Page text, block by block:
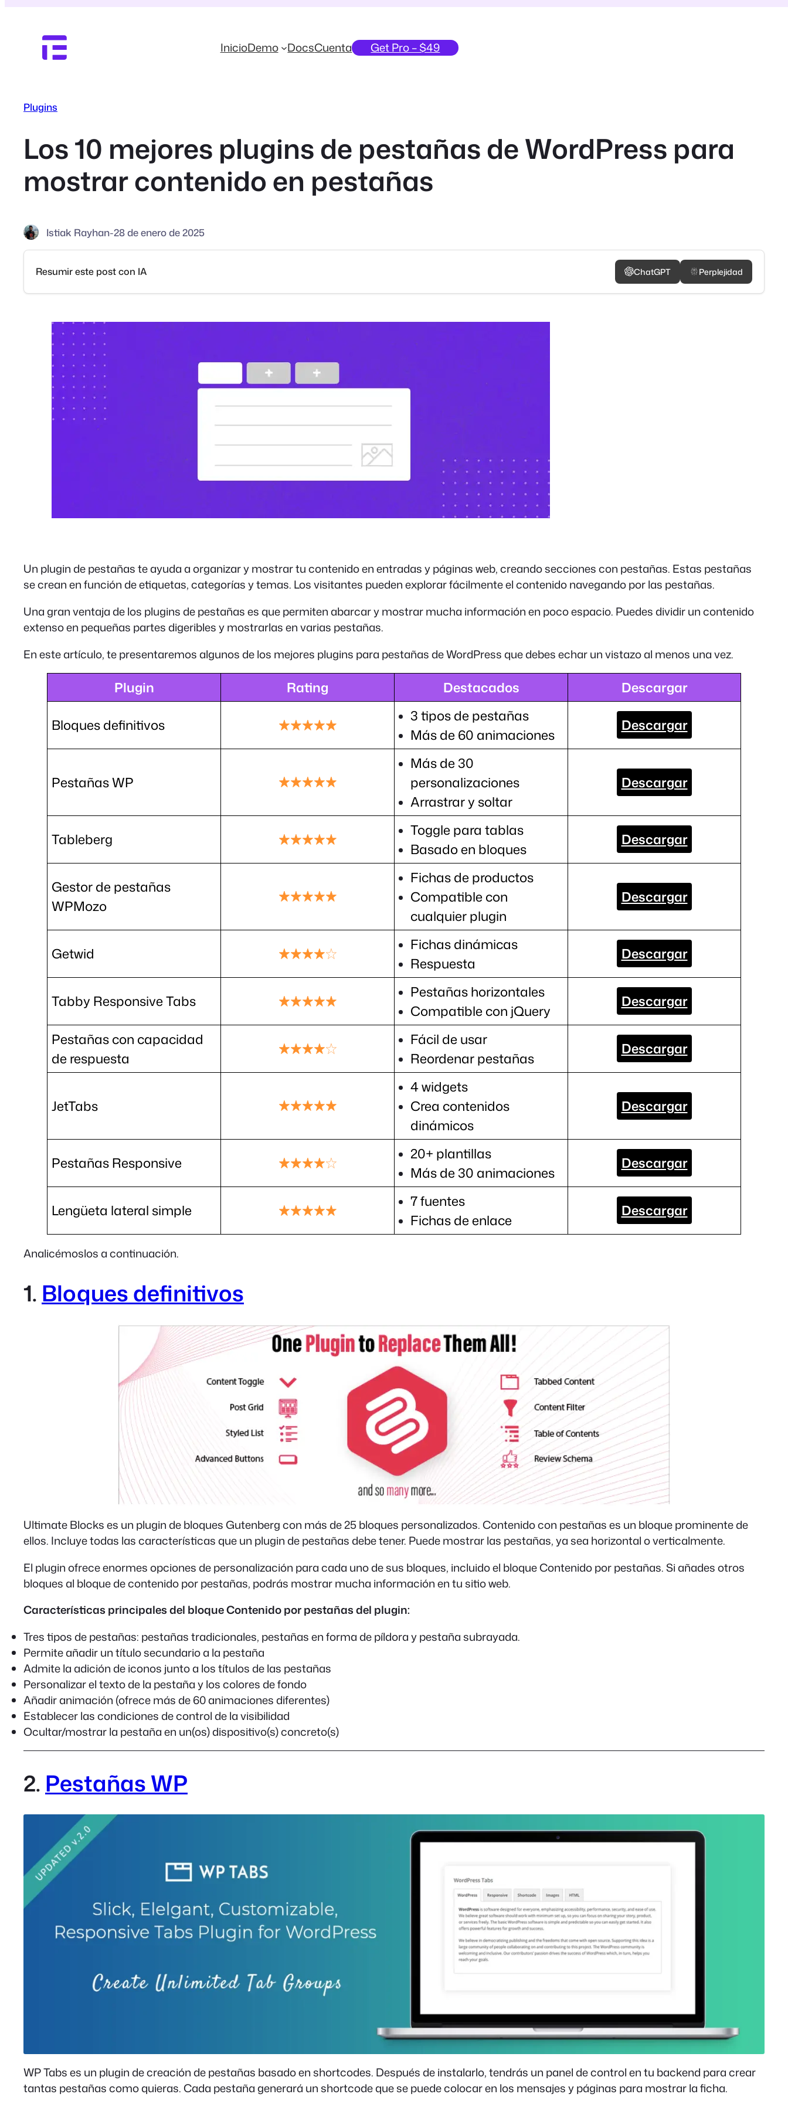
contenido
InicioDemo DocsCuenta Get Pro – $49
Plugins
Los 10 mejores plugins de pestañas de WordPress para
mostrar contenido en pestañas
Istiak Rayhan-28 de enero de 2025
Resumir este post con IA ChatGPT Perplejidad
Un plugin de pestañas te ayuda a organizar y mostrar tu contenido en entradas y páginas web, creando secciones con pestañas. Estas pestañas
se crean en función de etiquetas, categorías y temas. Los visitantes pueden explorar fácilmente el contenido navegando por las pestañas.
Una gran ventaja de los plugins de pestañas es que permiten abarcar y mostrar mucha información en poco espacio. Puedes dividir un contenido
extenso en pequeñas partes digeribles y mostrarlas en varias pestañas.
En este artículo, te presentaremos algunos de los mejores plugins para pestañas de WordPress que debes echar un vistazo al menos una vez.
Plugin Rating Destacados Descargar
Bloques definitivos
3 tipos de pestañas
Más de 60 animaciones
Descargar
Pestañas WP
Más de 30
personalizaciones
Arrastrar y soltar
Descargar
Tableberg
Toggle para tablas
Basado en bloques
Descargar
Gestor de pestañas
WPMozo
Fichas de productos
Compatible con
cualquier plugin
Descargar
Getwid
Fichas dinámicas
Respuesta
Descargar
Tabby Responsive Tabs
Pestañas horizontales
Compatible con jQuery
Descargar
Pestañas con capacidad
de respuesta
Fácil de usar
Reordenar pestañas
Descargar
JetTabs
4 widgets
Crea contenidos
dinámicos
Descargar
Pestañas Responsive
20+ plantillas
Más de 30 animaciones
Descargar
Lengüeta lateral simple
7 fuentes
Fichas de enlace
Descargar
Analicémoslos a continuación.
1. Bloques definitivos
Ultimate Blocks es un plugin de bloques Gutenberg con más de 25 bloques personalizados. Contenido con pestañas es un bloque prominente de
ellos. Incluye todas las características que un plugin de pestañas debe tener. Puede mostrar las pestañas, ya sea horizontal o verticalmente.
El plugin ofrece enormes opciones de personalización para cada uno de sus bloques, incluido el bloque Contenido por pestañas. Si añades otros
bloques al bloque de contenido por pestañas, podrás mostrar mucha información en tu sitio web.
Características principales del bloque Contenido por pestañas del plugin:
Tres tipos de pestañas: pestañas tradicionales, pestañas en forma de píldora y pestaña subrayada.
Permite añadir un título secundario a la pestaña
Admite la adición de iconos junto a los títulos de las pestañas
Personalizar el texto de la pestaña y los colores de fondo
Añadir animación (ofrece más de 60 animaciones diferentes)
Establecer las condiciones de control de la visibilidad
Ocultar/mostrar la pestaña en un(os) dispositivo(s) concreto(s)
2. Pestañas WP
WP Tabs es un plugin de creación de pestañas basado en shortcodes. Después de instalarlo, tendrás un panel de control en tu backend para crear
tantas pestañas como quieras. Cada pestaña generará un shortcode que se puede colocar en los mensajes y páginas para mostrar la ficha.